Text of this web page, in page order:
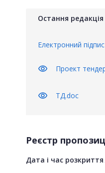
Остання редакція
Електронний підпис
visibility Проект
visibility ТД.doc
Реєстр
Дата і час розкриття